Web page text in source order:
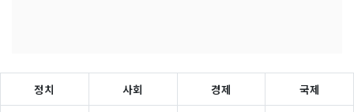
정치 사회 경제 국제